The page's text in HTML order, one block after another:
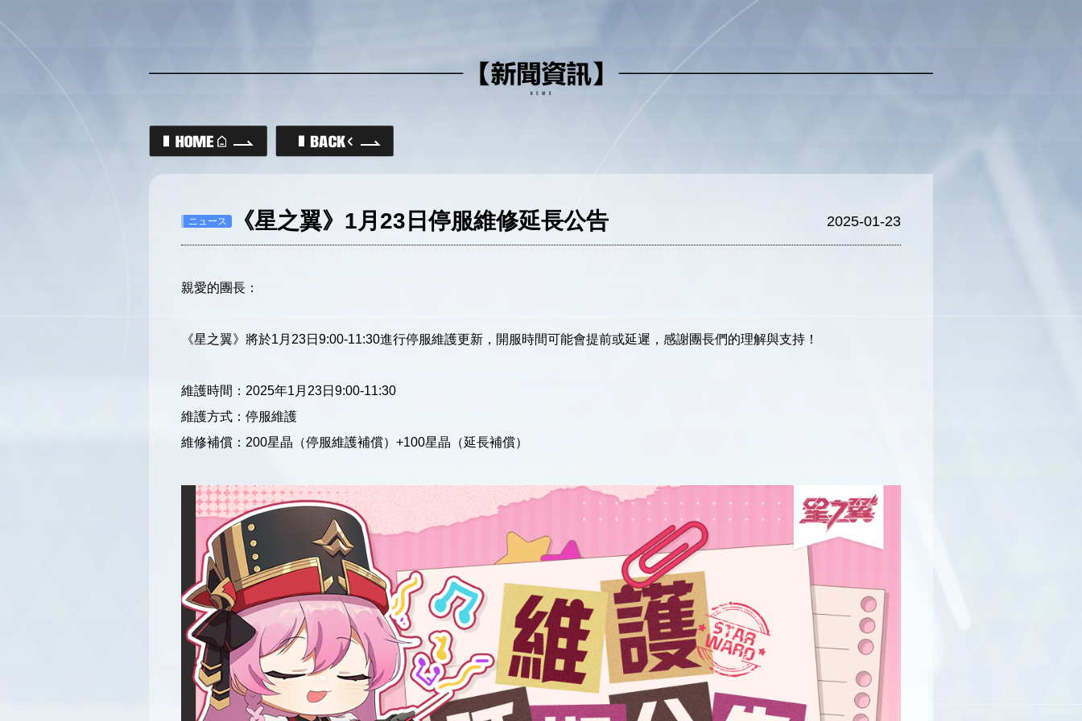
ニュース 《星之翼》1月23日停服維修延長公告 2025-01-23
親愛的團長：
《星之翼》將於1月23日9:00-11:30進行停服維護更新，開服時間可能會提前或延遲，感謝團長們的理解與支持！
維護時間：2025年1月23日9:00-11:30
維護方式：停服維護
維修補償：200星晶（停服維護補償）+100星晶（延長補償）